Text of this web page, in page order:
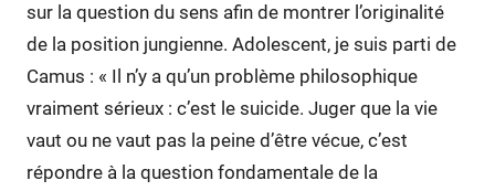
sur la question du sens afin de montrer l’originalité
de la position jungienne. Adolescent, je suis parti de
Camus : « Il n’y a qu’un problème philosophique
vraiment sérieux : c’est le suicide. Juger que la vie
vaut ou ne vaut pas la peine d’être vécue, c’est
répondre à la question fondamentale de la